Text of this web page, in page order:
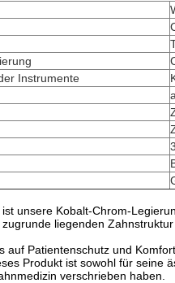
Instrumente
unsere Kobalt-Chrom-
liegenden
auf Patientenschutz und
Produkt ist sowohl für seine
verschrieben haben.